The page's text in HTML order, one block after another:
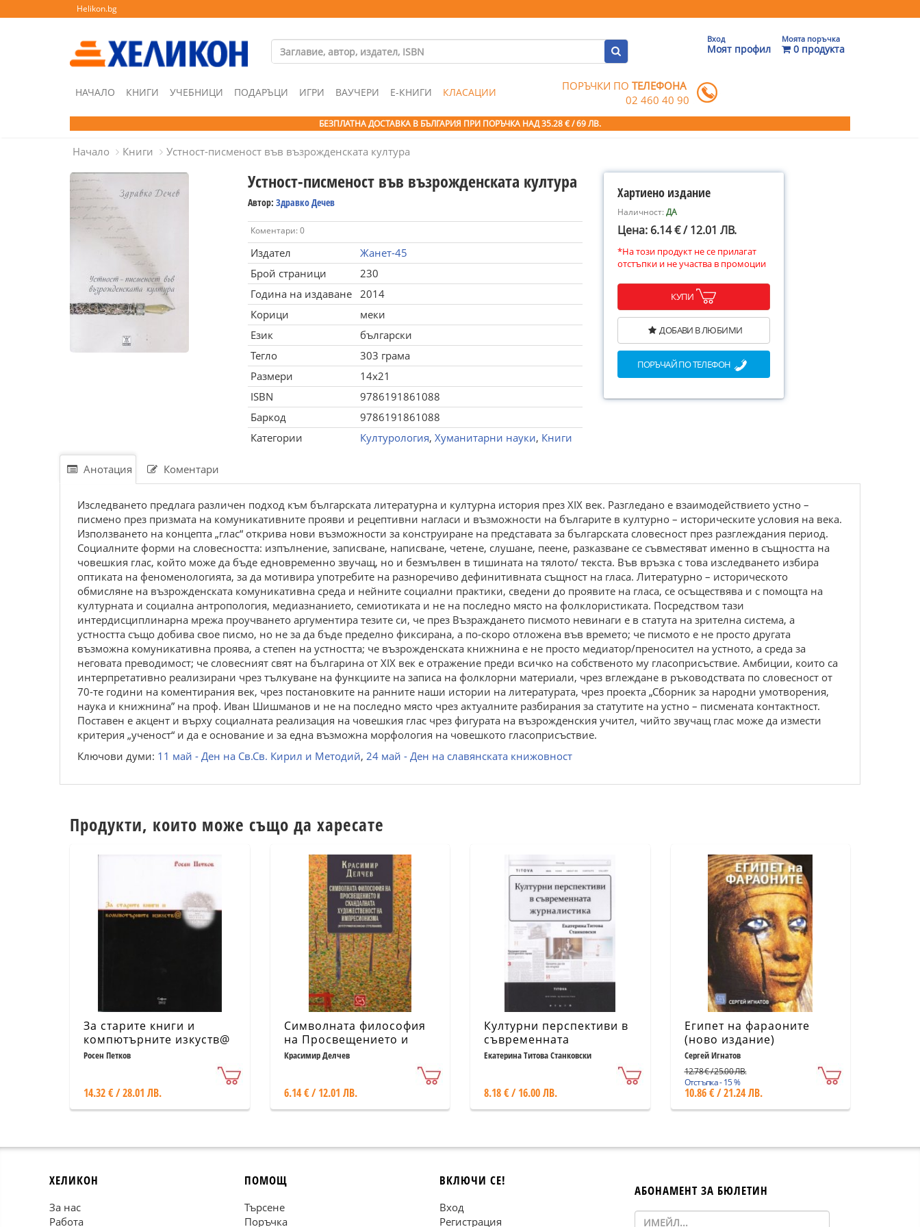
Helikon.bg
Вход
Моят профил
Моята поръчка
0 продукта
НАЧАЛО КНИГИ УЧЕБНИЦИ ПОДАРЪЦИ ИГРИ ВАУЧЕРИ Е-КНИГИ КЛАСАЦИИ ПОРЪЧКИ ПОТЕЛЕФОНА
02 460 40 90
БЕЗПЛАТНА ДОСТАВКА В БЪЛГАРИЯ ПРИ ПОРЪЧКА НАД 35.28 € / 69 ЛВ.
Начало Книги Устност-писменост във възрожденската култура
Устност-писменост във възрожденската култура
Автор: Здравко Дечев
Коментари: 0
Издател
Жанет-45
Брой страници
230
Година на издаване
2014
Корици
меки
Език
български
Тегло
303 грама
Размери
14x21
ISBN
9786191861088
Баркод
9786191861088
Категории
Културология, Хуманитарни науки, Книги
Хартиено издание
Наличност:ДА
Цена: 6.14 € / 12.01 ЛВ.
*На този продукт не се прилагат
отстъпки и не участва в промоции
КУПИ
ДОБАВИ В ЛЮБИМИ
ПОРЪЧАЙ ПО ТЕЛЕФОН
Анотация Коментари
Изследването предлага различен подход към българската литературна и културна история през XIX век. Разгледано е взаимодействието устно –
писмено през призмата на комуникативните прояви и рецептивни нагласи и възможности на българите в културно – историческите условия на века.
Използването на концепта „глас“ открива нови възможности за конструиране на представата за българската словесност през разглеждания период.
Социалните форми на словесността: изпълнение, записване, написване, четене, слушане, пеене, разказване се съвместяват именно в същността на
човешкия глас, който може да бъде едновременно звучащ, но и безмълвен в тишината на тялото/ текста. Във връзка с това изследването избира
оптиката на феноменологията, за да мотивира употребите на разноречиво дефинитивната същност на гласа. Литературно – историческото
обмисляне на възрожденската комуникативна среда и нейните социални практики, сведени до проявите на гласа, се осъществява и с помощта на
културната и социална антропология, медиазнанието, семиотиката и не на последно място на фолклористиката. Посредством тази
интердисциплинарна мрежа проучването аргументира тезите си, че през Възраждането писмото невинаги е в статута на зрителна система, а
устността също добива свое писмо, но не за да бъде пределно фиксирана, а по-скоро отложена във времето; че писмото е не просто другата
възможна комуникативна проява, а степен на устността; че възрожденската книжнина е не просто медиатор/преносител на устното, а среда за
неговата преводимост; че словесният свят на българина от XIX век е отражение преди всичко на собственото му гласоприсъствие. Амбиции, които са
интерпретативно реализирани чрез тълкуване на функциите на записа на фолклорни материали, чрез вглеждане в ръководствата по словесност от
70-те години на коментирания век, чрез постановките на ранните наши истории на литературата, чрез проекта „Сборник за народни умотворения,
наука и книжнина” на проф. Иван Шишманов и не на последно място чрез актуалните разбирания за статутите на устно – писмената контактност.
Поставен е акцент и върху социалната реализация на човешкия глас чрез фигурата на възрожденския учител, чийто звучащ глас може да измести
критерия „ученост“ и да е основание и за една възможна морфология на човешкото гласоприсъствие.
Ключови думи: 11 май - Ден на Св.Св. Кирил и Методий, 24 май - Ден на славянската книжовност
Продукти, които може също да харесате
За старите книги и
компютърните изкуств@
Росен Петков
14.32 € / 28.01 ЛВ.
Символната философия
на Просвещението и
скандалната
Красимир Делчев
6.14 € / 12.01 ЛВ.
Културни перспективи в
съвременната
журналистика
Екатерина Титова Станковски
8.18 € / 16.00 ЛВ.
Египет на фараоните
(ново издание)
Сергей Игнатов
12.78 € / 25.00 ЛВ.
Отстъпка - 15 %
10.86 € / 21.24 ЛВ.
ХЕЛИКОН
За нас
Работа
ПОМОЩ
Търсене
Поръчка
ВКЛЮЧИ СЕ!
Вход
Регистрация
АБОНАМЕНТ ЗА БЮЛЕТИН